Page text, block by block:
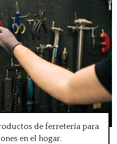
de ferretería para
en el hogar.